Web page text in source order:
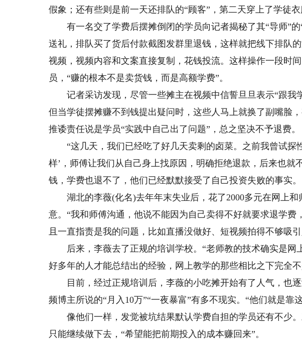
假象；还有些则是前一天还排队的“顾客”，第二天穿上了学徒衣
有一名交了学费后摆摊倒闭的学员向记者揭秘了其“导师”
送礼，排队买了货后付款截图发群里退钱，这样就把线下排队
视频，视频内容和文案直接复制，花钱投流。这样操作一段时
员，“赚的根本不是卖货钱，而是高额学费”。
记者采访发现，尽管一些摊主在视频中信誓旦旦表示“跟我学
但当学徒摆摊赚不到钱提出疑问时，这些人马上就换了副嘴脸
推诿责任说是学员“实践中自己出了问题”，总之坚决不予退费。
“这几天，我们已经吃了好几天卖剩的卤菜。之前我曾试探
样’，师傅让我们从自己身上找原因，明确拒绝退款，后来也就
钱，学费也退不了，他们已经默默接受了自己投资失败的事实。
湖北的李薇(化名)去年年末失业后，花了2000多元在网上和
意。“我和师傅沟通，他说不能因为自己卖得不好就要求退学费
且一直指责是我的问题，比如直播没做好、短视频拍得不够吸
后来，李薇去了正规的培训学校。“老师教的技术确实是网
好多年的人才能总结出的经验，网上教学的那些相比之下完全
目前，经过正规培训后，李薇的小吃摊开始有了人气，也逐
频博主所说的“月入10万”“一夜暴富”有多不现实。“他们就是靠
像他们一样，发觉被坑结果默认学费自担的学员还有不少。
只能继续做下去，“希望能把前期投入的成本赚回来”。